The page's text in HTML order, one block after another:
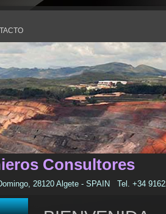
Consultores
28120 Algete - SPAIN Tel. +34